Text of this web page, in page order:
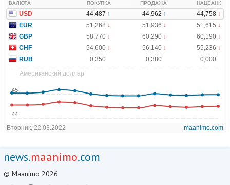
news.maanimo.com
© Maanimo 2026